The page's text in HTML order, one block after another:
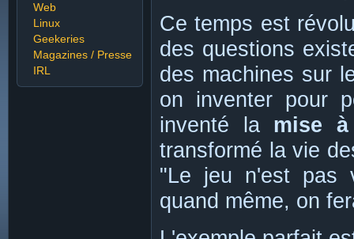
Web
Linux
Geekeries
Magazines / Presse
IRL
Ce temps est
des questions
des machines sur
on inventer pour
inventé la mise
transformé la vie
"Le jeu n'est pas
quand même, on